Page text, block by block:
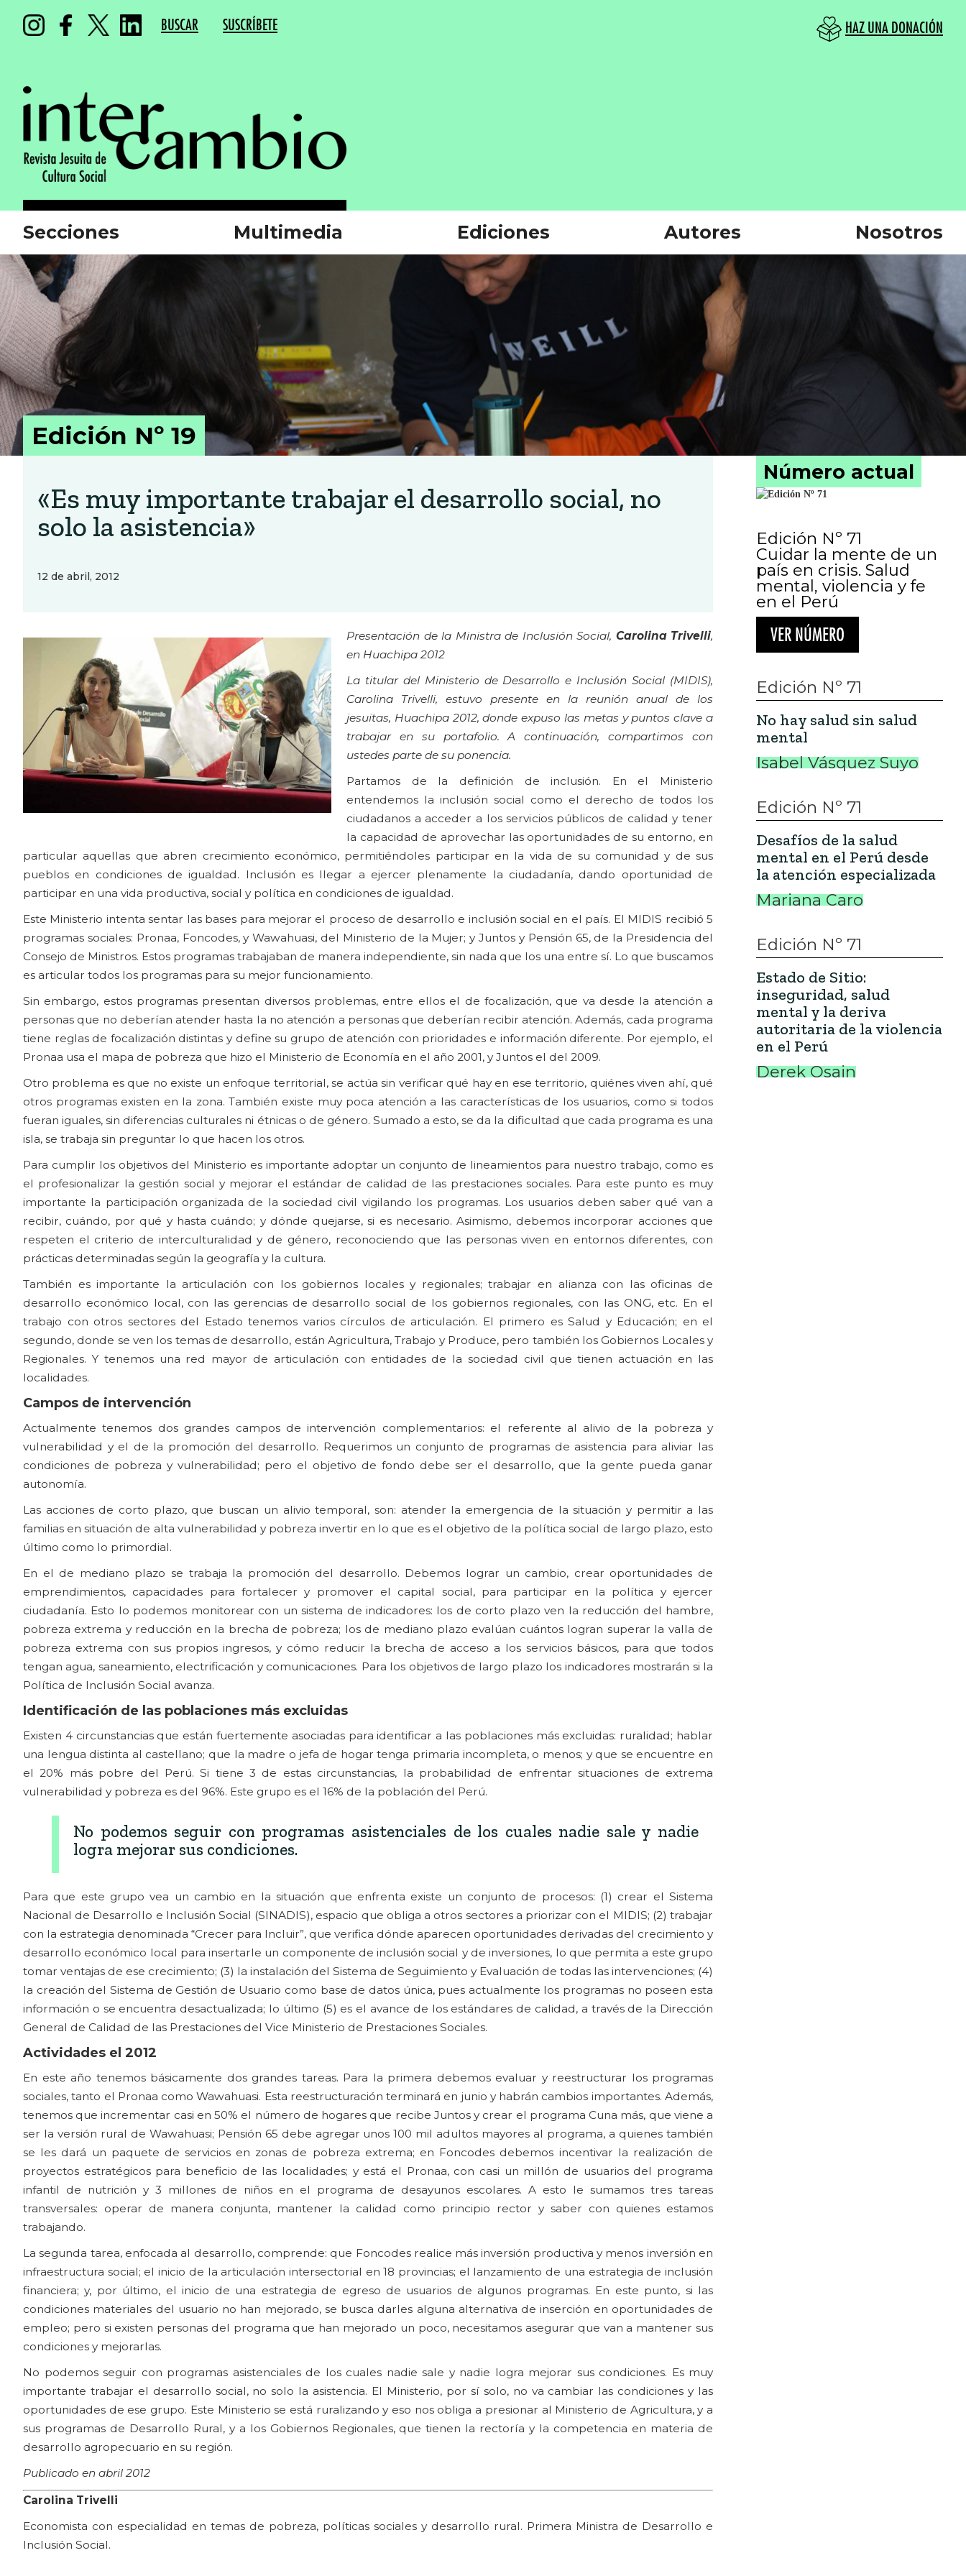
BUSCAR SUSCRÍBETE HAZ UNA DONACIÓN
Secciones Multimedia Ediciones Autores Nosotros
Edición Nº 19
«Es muy importante trabajar el desarrollo social, no
solo la asistencia»
12 de abril, 2012
Presentación de la Ministra de Inclusión Social, Carolina Trivelli,
en Huachipa 2012
La titular del Ministerio de Desarrollo e Inclusión Social (MIDIS),
Carolina Trivelli, estuvo presente en la reunión anual de los
jesuitas, Huachipa 2012, donde expuso las metas y puntos clave a
trabajar en su portafolio. A continuación, compartimos con
ustedes parte de su ponencia.
Partamos de la definición de inclusión. En el Ministerio
entendemos la inclusión social como el derecho de todos los
ciudadanos a acceder a los servicios públicos de calidad y tener
la capacidad de aprovechar las oportunidades de su entorno, en
particular aquellas que abren crecimiento económico, permitiéndoles participar en la vida de su comunidad y de sus
pueblos en condiciones de igualdad. Inclusión es llegar a ejercer plenamente la ciudadanía, dando oportunidad de
participar en una vida productiva, social y política en condiciones de igualdad.
Este Ministerio intenta sentar las bases para mejorar el proceso de desarrollo e inclusión social en el país. El MIDIS recibió 5
programas sociales: Pronaa, Foncodes, y Wawahuasi, del Ministerio de la Mujer; y Juntos y Pensión 65, de la Presidencia del
Consejo de Ministros. Estos programas trabajaban de manera independiente, sin nada que los una entre sí. Lo que buscamos
es articular todos los programas para su mejor funcionamiento.
Sin embargo, estos programas presentan diversos problemas, entre ellos el de focalización, que va desde la atención a
personas que no deberían atender hasta la no atención a personas que deberían recibir atención. Además, cada programa
tiene reglas de focalización distintas y define su grupo de atención con prioridades e información diferente. Por ejemplo, el
Pronaa usa el mapa de pobreza que hizo el Ministerio de Economía en el año 2001, y Juntos el del 2009.
Otro problema es que no existe un enfoque territorial, se actúa sin verificar qué hay en ese territorio, quiénes viven ahí, qué
otros programas existen en la zona. También existe muy poca atención a las características de los usuarios, como si todos
fueran iguales, sin diferencias culturales ni étnicas o de género. Sumado a esto, se da la dificultad que cada programa es una
isla, se trabaja sin preguntar lo que hacen los otros.
Para cumplir los objetivos del Ministerio es importante adoptar un conjunto de lineamientos para nuestro trabajo, como es
el profesionalizar la gestión social y mejorar el estándar de calidad de las prestaciones sociales. Para este punto es muy
importante la participación organizada de la sociedad civil vigilando los programas. Los usuarios deben saber qué van a
recibir, cuándo, por qué y hasta cuándo; y dónde quejarse, si es necesario. Asimismo, debemos incorporar acciones que
respeten el criterio de interculturalidad y de género, reconociendo que las personas viven en entornos diferentes, con
prácticas determinadas según la geografía y la cultura.
También es importante la articulación con los gobiernos locales y regionales; trabajar en alianza con las oficinas de
desarrollo económico local, con las gerencias de desarrollo social de los gobiernos regionales, con las ONG, etc. En el
trabajo con otros sectores del Estado tenemos varios círculos de articulación. El primero es Salud y Educación; en el
segundo, donde se ven los temas de desarrollo, están Agricultura, Trabajo y Produce, pero también los Gobiernos Locales y
Regionales. Y tenemos una red mayor de articulación con entidades de la sociedad civil que tienen actuación en las
localidades.
Campos de intervención
Actualmente tenemos dos grandes campos de intervención complementarios: el referente al alivio de la pobreza y
vulnerabilidad y el de la promoción del desarrollo. Requerimos un conjunto de programas de asistencia para aliviar las
condiciones de pobreza y vulnerabilidad; pero el objetivo de fondo debe ser el desarrollo, que la gente pueda ganar
autonomía.
Las acciones de corto plazo, que buscan un alivio temporal, son: atender la emergencia de la situación y permitir a las
familias en situación de alta vulnerabilidad y pobreza invertir en lo que es el objetivo de la política social de largo plazo, esto
último como lo primordial.
En el de mediano plazo se trabaja la promoción del desarrollo. Debemos lograr un cambio, crear oportunidades de
emprendimientos, capacidades para fortalecer y promover el capital social, para participar en la política y ejercer
ciudadanía. Esto lo podemos monitorear con un sistema de indicadores: los de corto plazo ven la reducción del hambre,
pobreza extrema y reducción en la brecha de pobreza; los de mediano plazo evalúan cuántos logran superar la valla de
pobreza extrema con sus propios ingresos, y cómo reducir la brecha de acceso a los servicios básicos, para que todos
tengan agua, saneamiento, electrificación y comunicaciones. Para los objetivos de largo plazo los indicadores mostrarán si la
Política de Inclusión Social avanza.
Identificación de las poblaciones más excluidas
Existen 4 circunstancias que están fuertemente asociadas para identificar a las poblaciones más excluidas: ruralidad; hablar
una lengua distinta al castellano; que la madre o jefa de hogar tenga primaria incompleta, o menos; y que se encuentre en
el 20% más pobre del Perú. Si tiene 3 de estas circunstancias, la probabilidad de enfrentar situaciones de extrema
vulnerabilidad y pobreza es del 96%. Este grupo es el 16% de la población del Perú.
No podemos seguir con programas asistenciales de los cuales nadie sale y nadie
logra mejorar sus condiciones.
Para que este grupo vea un cambio en la situación que enfrenta existe un conjunto de procesos: (1) crear el Sistema
Nacional de Desarrollo e Inclusión Social (SINADIS), espacio que obliga a otros sectores a priorizar con el MIDIS; (2) trabajar
con la estrategia denominada “Crecer para Incluir”, que verifica dónde aparecen oportunidades derivadas del crecimiento y
desarrollo económico local para insertarle un componente de inclusión social y de inversiones, lo que permita a este grupo
tomar ventajas de ese crecimiento; (3) la instalación del Sistema de Seguimiento y Evaluación de todas las intervenciones; (4)
la creación del Sistema de Gestión de Usuario como base de datos única, pues actualmente los programas no poseen esta
información o se encuentra desactualizada; lo último (5) es el avance de los estándares de calidad, a través de la Dirección
General de Calidad de las Prestaciones del Vice Ministerio de Prestaciones Sociales.
Actividades el 2012
En este año tenemos básicamente dos grandes tareas. Para la primera debemos evaluar y reestructurar los programas
sociales, tanto el Pronaa como Wawahuasi. Esta reestructuración terminará en junio y habrán cambios importantes. Además,
tenemos que incrementar casi en 50% el número de hogares que recibe Juntos y crear el programa Cuna más, que viene a
ser la versión rural de Wawahuasi; Pensión 65 debe agregar unos 100 mil adultos mayores al programa, a quienes también
se les dará un paquete de servicios en zonas de pobreza extrema; en Foncodes debemos incentivar la realización de
proyectos estratégicos para beneficio de las localidades; y está el Pronaa, con casi un millón de usuarios del programa
infantil de nutrición y 3 millones de niños en el programa de desayunos escolares. A esto le sumamos tres tareas
transversales: operar de manera conjunta, mantener la calidad como principio rector y saber con quienes estamos
trabajando.
La segunda tarea, enfocada al desarrollo, comprende: que Foncodes realice más inversión productiva y menos inversión en
infraestructura social; el inicio de la articulación intersectorial en 18 provincias; el lanzamiento de una estrategia de inclusión
financiera; y, por último, el inicio de una estrategia de egreso de usuarios de algunos programas. En este punto, si las
condiciones materiales del usuario no han mejorado, se busca darles alguna alternativa de inserción en oportunidades de
empleo; pero si existen personas del programa que han mejorado un poco, necesitamos asegurar que van a mantener sus
condiciones y mejorarlas.
No podemos seguir con programas asistenciales de los cuales nadie sale y nadie logra mejorar sus condiciones. Es muy
importante trabajar el desarrollo social, no solo la asistencia. El Ministerio, por sí solo, no va cambiar las condiciones y las
oportunidades de ese grupo. Este Ministerio se está ruralizando y eso nos obliga a presionar al Ministerio de Agricultura, y a
sus programas de Desarrollo Rural, y a los Gobiernos Regionales, que tienen la rectoría y la competencia en materia de
desarrollo agropecuario en su región.
Publicado en abril 2012
Carolina Trivelli
Economista con especialidad en temas de pobreza, políticas sociales y desarrollo rural. Primera Ministra de Desarrollo e
Inclusión Social.
Número actual
Edición Nº 71
Cuidar la mente de un
país en crisis. Salud
mental, violencia y fe
en el Perú
VER NÚMERO
Edición Nº 71
No hay salud sin salud
mental
Isabel Vásquez Suyo
Edición Nº 71
Desafíos de la salud
mental en el Perú desde
la atención especializada
Mariana Caro
Edición Nº 71
Estado de Sitio:
inseguridad, salud
mental y la deriva
autoritaria de la violencia
en el Perú
Derek Osain